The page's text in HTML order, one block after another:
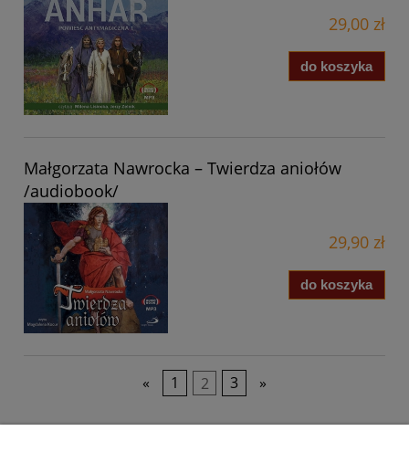
29,00 zł
do koszyka
Małgorzata Nawrocka – Twierdza aniołów
/audiobook/
29,90 zł
do koszyka
« 1 2 3 »